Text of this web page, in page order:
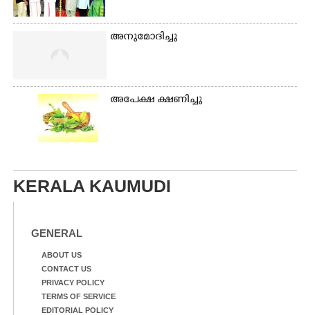
അനുമോദിച്ചു
അപേക്ഷ ക്ഷണിച്ചു
KERALA KAUMUDI
GENERAL
ABOUT US
CONTACT US
PRIVACY POLICY
TERMS OF SERVICE
EDITORIAL POLICY